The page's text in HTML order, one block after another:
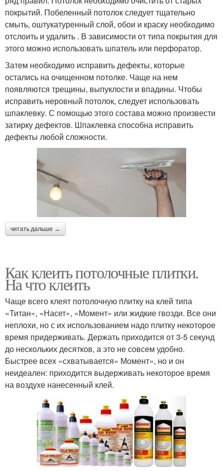
покрытий. Побеленный потолок следует тщательно
смыть, оштукатуренный слой, обои и краску необходимо
отслоить и удалить . В зависимости от типа покрытия для
этого можно использовать шпатель или перфоратор.
Затем необходимо исправить дефекты, которые
остались на очищенном потолке. Чаще на нем
появляются трещины, выпуклости и впадины. Чтобы
исправить неровный потолок, следует использовать
шпаклевку. С помощью этого состава можно произвести
затирку дефектов. Шпаклевка способна исправить
дефекты любой сложности.
читать дальше →
Как клеить потолочные плитки.
На что клеить
Чаще всего клеят потолочную плитку на клей типа
«Титан», «Насет», «Момент» или жидкие гвозди. Все они
неплохи, но с их использованием надо плитку некоторое
время придерживать. Держать приходится от 3-5 секунд
до нескольких десятков, а это не совсем удобно.
Быстрее всех «схватывается» Момент», но и он
неидеален: приходится выдерживать некоторое время
на воздухе нанесенный клей.